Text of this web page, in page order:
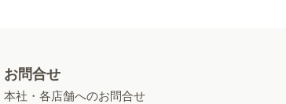
お問合せ
本社・各店舗へのお問合せ